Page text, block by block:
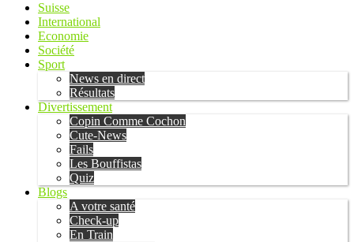
Suisse
International
Economie
Société
Sport
News en direct
Résultats
Divertissement
Copin Comme Cochon
Cute-News
Fails
Les Bouffistas
Quiz
Blogs
A votre santé
Check-up
En Train